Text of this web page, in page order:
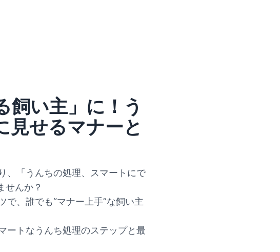
飼い主」に！う
見せるマナーと
、「うんちの処理、スマートにで
せんか？
で、誰でも“マナー上手”な飼い主
ートなうんち処理のステップと最